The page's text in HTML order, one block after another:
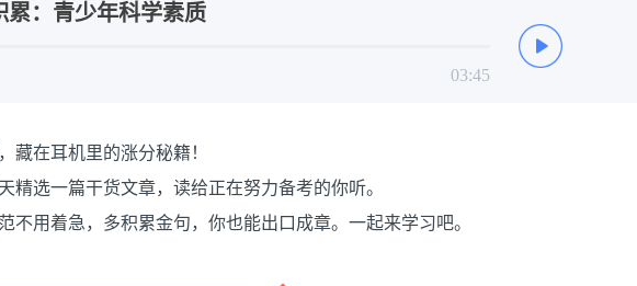
累：青少年科学素质
03:45
藏在耳机里的涨分秘籍！
精选一篇干货文章，读给正在努力备考的你听。
不用着急，多积累金句，你也能出口成章。一起来学习吧。